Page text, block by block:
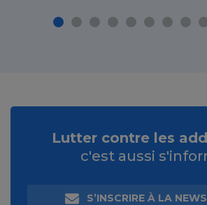
Lutter contre les
c'est aussi
S’INSCRIRE À LA